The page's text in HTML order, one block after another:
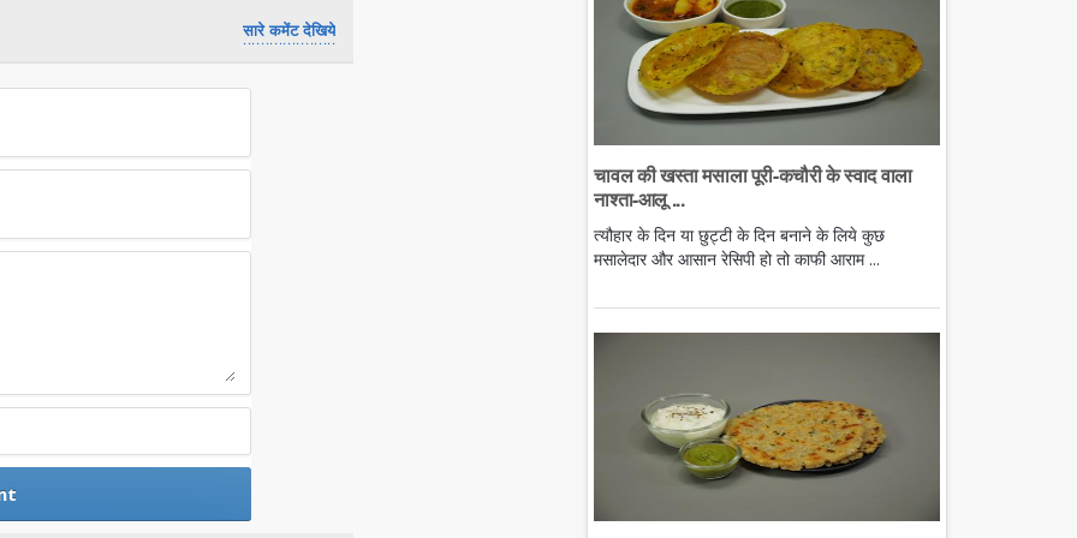
सारे कमेंट देखिये
चावल की खस्ता मसाला पूरी-कचौरी के स्वाद वाला
नाश्ता-आलू ...
त्यौहार के दिन या छुट्टी के दिन बनाने के लिये कुछ
मसालेदार और आसान रेसिपी हो तो काफी आराम ...